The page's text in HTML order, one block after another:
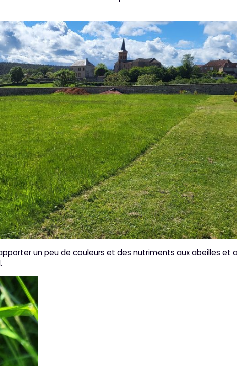
un peu de couleurs et des nutriments aux abeilles et